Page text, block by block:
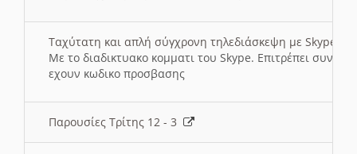
Ταχύτατη και απλή σύγχρονη τηλεδιάσκεψη με Skype
Με το διαδικτυακο κομματι του Skype. Επιτρέπει
εχουν κωδικο προσβασης
Παρουσίες Τρίτης 12 - 3